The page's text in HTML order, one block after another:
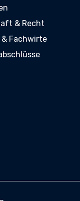
& Recht
& Fachwirte